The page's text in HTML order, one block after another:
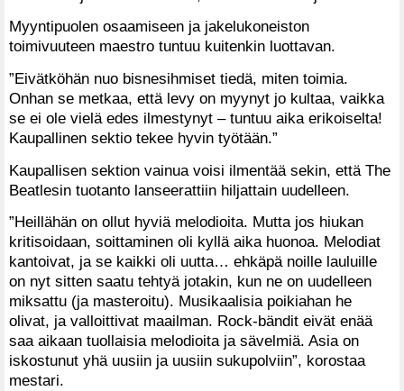
Myyntipuolen osaamiseen ja jakelukoneiston
toimivuuteen maestro tuntuu kuitenkin luottavan.
”Eivätköhän nuo bisnesihmiset tiedä, miten toimia.
Onhan se metkaa, että levy on myynyt jo kultaa, vaikka
se ei ole vielä edes ilmestynyt – tuntuu aika erikoiselta!
Kaupallinen sektio tekee hyvin työtään.”
Kaupallisen sektion vainua voisi ilmentää sekin, että The
Beatlesin tuotanto lanseerattiin hiljattain uudelleen.
”Heillähän on ollut hyviä melodioita. Mutta jos hiukan
kritisoidaan, soittaminen oli kyllä aika huonoa. Melodiat
kantoivat, ja se kaikki oli uutta… ehkäpä noille lauluille
on nyt sitten saatu tehtyä jotakin, kun ne on uudelleen
miksattu (ja masteroitu). Musikaalisia poikiahan he
olivat, ja valloittivat maailman. Rock-bändit eivät enää
saa aikaan tuollaisia melodioita ja sävelmiä. Asia on
iskostunut yhä uusiin ja uusiin sukupolviin”, korostaa
mestari.